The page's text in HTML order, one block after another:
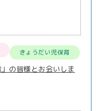
きょうだい児保育
の皆様とお会いしま